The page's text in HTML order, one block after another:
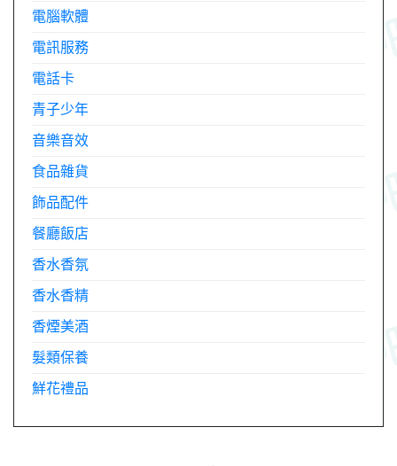
電腦軟體
電訊服務
電話卡
青子少年
音樂音效
食品雜貨
飾品配件
餐廳飯店
香水香氛
香水香精
香煙美酒
髮類保養
鮮花禮品